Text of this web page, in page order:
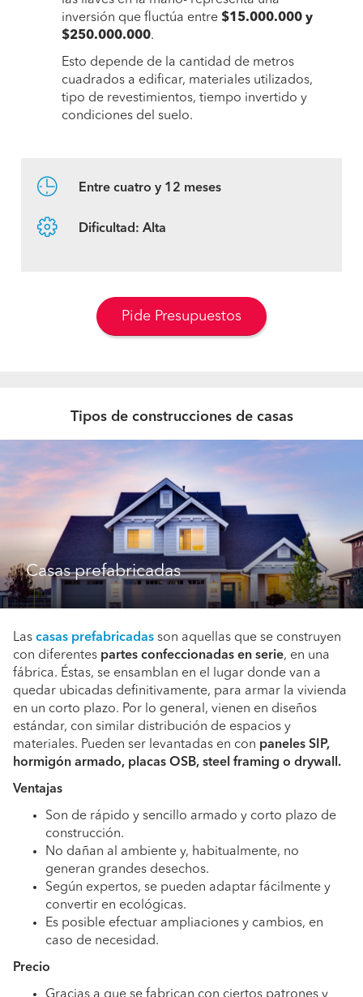
inversión que fluctúa entre $15.000.000 y
$250.000.000.
Esto depende de la cantidad de metros
cuadrados a edificar, materiales utilizados,
tipo de revestimientos, tiempo invertido y
condiciones del suelo.
Entre cuatro y 12 meses
Dificultad: Alta
Pide Presupuestos
Tipos de construcciones de casas
Casas prefabricadas
Las casas prefabricadas son aquellas que se construyen
con diferentes partes confeccionadas en serie, en una
fábrica. Éstas, se ensamblan en el lugar donde van a
quedar ubicadas definitivamente, para armar la vivienda
en un corto plazo. Por lo general, vienen en diseños
estándar, con similar distribución de espacios y
materiales. Pueden ser levantadas en con paneles SIP,
hormigón armado, placas OSB, steel framing o drywall.
Ventajas
Son de rápido y sencillo armado y corto plazo de
construcción.
No dañan al ambiente y, habitualmente, no
generan grandes desechos.
Según expertos, se pueden adaptar fácilmente y
convertir en ecológicas.
Es posible efectuar ampliaciones y cambios, en
caso de necesidad.
Precio
Gracias a que se fabrican con ciertos patrones y